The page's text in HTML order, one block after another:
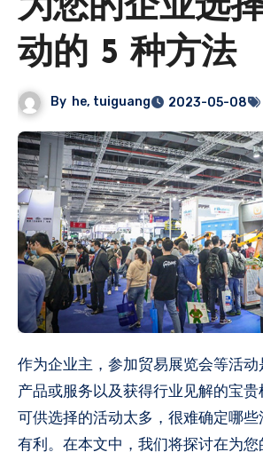
为您的企业选
动的 5 种方法
By he, tuiguang 2023-05-08
作为企业主，参加贸易展览会等活动是建立人脉、展示
产品或服务以及获得行业见解的宝
可供选择的活动太多，很难确定哪
有利。在本文中，我们将探讨在为